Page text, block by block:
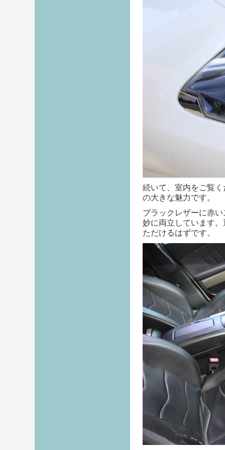
続いて、室内をご覧
の大きな魅力です。
ブラックレザーに赤
妙に両立しています
ただけるはずです。